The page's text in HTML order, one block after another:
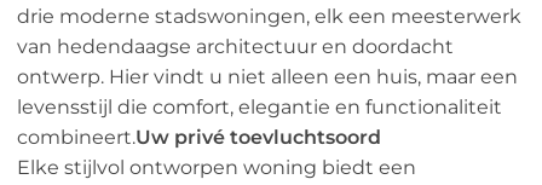
drie moderne stadswoningen, elk een meesterwerk
van hedendaagse architectuur en doordacht
ontwerp. Hier vindt u niet alleen een huis, maar een
levensstijl die comfort, elegantie en functionaliteit
combineert.Uw privé toevluchtsoord
Elke stijlvol ontworpen woning biedt een